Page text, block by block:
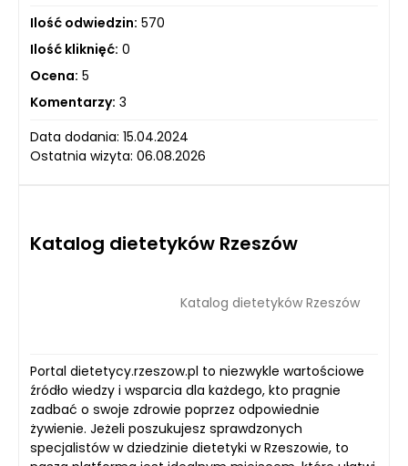
Ilość odwiedzin: 570
Ilość kliknięć: 0
Ocena: 5
Komentarzy: 3
Data dodania: 15.04.2024
Ostatnia wizyta: 06.08.2026
Katalog dietetyków Rzeszów
Katalog dietetyków Rzeszów
Portal dietetycy.rzeszow.pl to niezwykle wartościowe
źródło wiedzy i wsparcia dla każdego, kto pragnie
zadbać o swoje zdrowie poprzez odpowiednie
żywienie. Jeżeli poszukujesz sprawdzonych
specjalistów w dziedzinie dietetyki w Rzeszowie, to